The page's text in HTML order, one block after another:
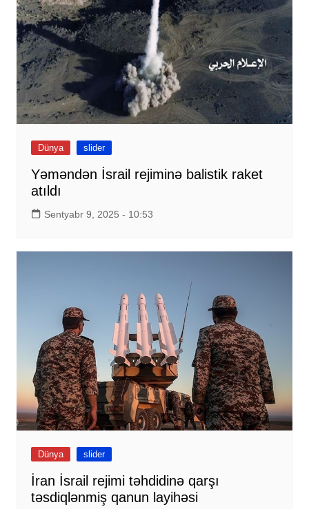
Dünya slider
Yəməndən İsrail rejiminə balistik raket
atıldı
Sentyabr 9, 2025 - 10:53
Dünya slider
İran İsrail rejimi təhdidinə qarşı
təsdiqlənmiş qanun layihəsi